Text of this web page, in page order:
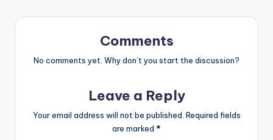
Comments
No comments yet. Why don’t you start the discussion?
Leave a Reply
Your email address will not be published. Required fields
are marked *